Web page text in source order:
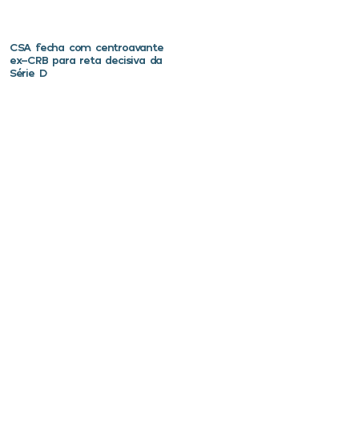
CSA fecha com centroavante
ex-CRB para reta decisiva da
Série D